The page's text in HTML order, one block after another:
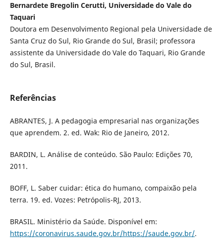
Bernardete Bregolin Cerutti, Universidade do Vale do
Taquari
Doutora em Desenvolvimento Regional pela Universidade de
Santa Cruz do Sul, Rio Grande do Sul, Brasil; professora
assistente da Universidade do Vale do Taquari, Rio Grande
do Sul, Brasil.
Referências
ABRANTES, J. A pedagogia empresarial nas organizações
que aprendem. 2. ed. Wak: Rio de Janeiro, 2012.
BARDIN, L. Análise de conteúdo. São Paulo: Edições 70,
2011.
BOFF, L. Saber cuidar: ética do humano, compaixão pela
terra. 19. ed. Vozes: Petrópolis-RJ, 2013.
BRASIL. Ministério da Saúde. Disponível em:
https://coronavirus.saude.gov.br/https://saude.gov.br/.